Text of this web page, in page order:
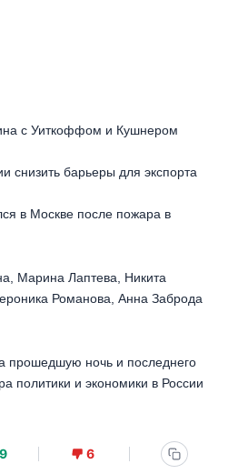
с Уиткоффом и Кушнером
снизить барьеры для экспорта
в Москве после пожара в
Марина Лаптева, Никита
Романова, Анна Заброда
прошедшую ночь и последнего
политики и экономики в России
6